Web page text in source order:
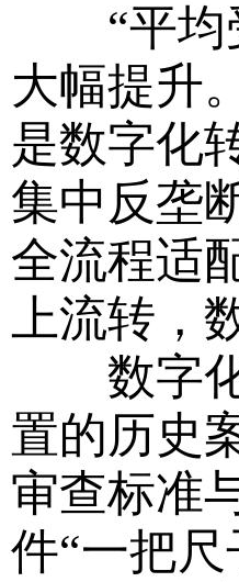
“平均受
大幅提升
是数字化
集中反垄
全流程适
上流转，
数字化
置的历史
审查标准
件“一把